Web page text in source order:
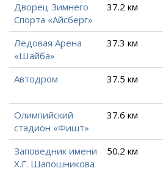
Дворец Зимнего
Спорта «Айсберг»
37.2 км
Ледовая Арена
«Шайба»
37.3 км
Автодром 37.5 км
Олимпийский
стадион «Фишт»
37.6 км
Заповедник имени
Х.Г. Шапошникова
50.2 км